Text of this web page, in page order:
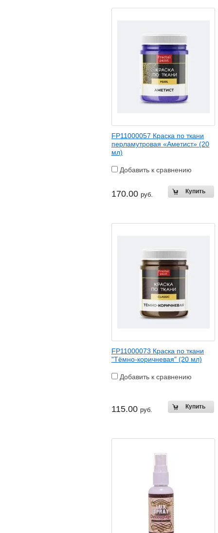
FP11000057 Краска по ткани
перламутровая «Аметист» (20
мл)
Добавить к сравнению
170.00 руб.
FP11000073 Краска по ткани
"Тёмно-коричневая" (20 мл)
Добавить к сравнению
115.00 руб.